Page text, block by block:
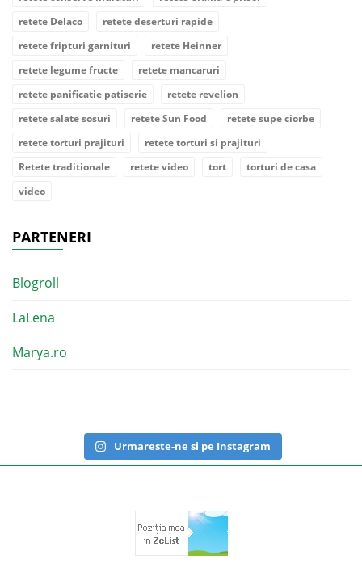
retete Delaco
retete deserturi rapide
retete fripturi garnituri
retete Heinner
retete legume fructe
retete mancaruri
retete panificatie patiserie
retete revelion
retete salate sosuri
retete Sun Food
retete supe ciorbe
retete torturi prajituri
retete torturi si prajituri
Retete traditionale
retete video tort
torturi de casa
video
PARTENERI
Blogroll
LaLena
Marya.ro
Urmareste-ne si pe Instagram